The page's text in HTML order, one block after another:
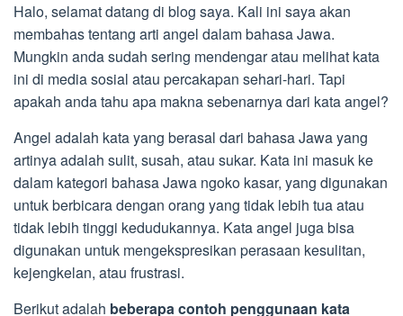
Halo, selamat datang di blog saya. Kali ini saya akan
membahas tentang arti angel dalam bahasa Jawa.
Mungkin anda sudah sering mendengar atau melihat kata
ini di media sosial atau percakapan sehari-hari. Tapi
apakah anda tahu apa makna sebenarnya dari kata angel?
Angel adalah kata yang berasal dari bahasa Jawa yang
artinya adalah sulit, susah, atau sukar. Kata ini masuk ke
dalam kategori bahasa Jawa ngoko kasar, yang digunakan
untuk berbicara dengan orang yang tidak lebih tua atau
tidak lebih tinggi kedudukannya. Kata angel juga bisa
digunakan untuk mengekspresikan perasaan kesulitan,
kejengkelan, atau frustrasi.
Berikut adalah beberapa contoh penggunaan kata